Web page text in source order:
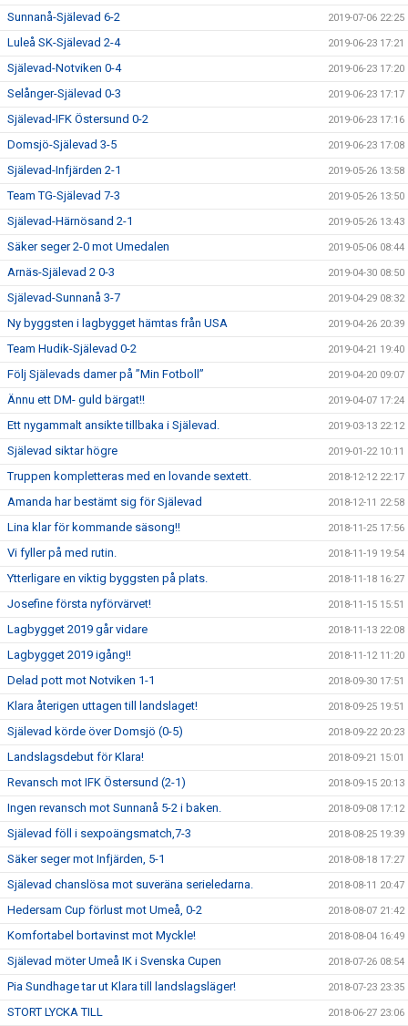
Sunnanå-Själevad 6-2 2019-07-06 22:25
Luleå SK-Själevad 2-4 2019-06-23 17:21
Själevad-Notviken 0-4 2019-06-23 17:20
Selånger-Själevad 0-3 2019-06-23 17:17
Själevad-IFK Östersund 0-2 2019-06-23 17:16
Domsjö-Själevad 3-5 2019-06-23 17:08
Själevad-Infjärden 2-1 2019-05-26 13:58
Team TG-Själevad 7-3 2019-05-26 13:50
Själevad-Härnösand 2-1 2019-05-26 13:43
Säker seger 2-0 mot Umedalen 2019-05-06 08:44
Arnäs-Själevad 2 0-3 2019-04-30 08:50
Själevad-Sunnanå 3-7 2019-04-29 08:32
Ny byggsten i lagbygget hämtas från USA 2019-04-26 20:39
Team Hudik-Själevad 0-2 2019-04-21 19:40
Följ Själevads damer på ”Min Fotboll” 2019-04-20 09:07
Ännu ett DM- guld bärgat!! 2019-04-07 17:24
Ett nygammalt ansikte tillbaka i Själevad. 2019-03-13 22:12
Själevad siktar högre 2019-01-22 10:11
Truppen kompletteras med en lovande sextett. 2018-12-12 22:17
Amanda har bestämt sig för Själevad 2018-12-11 22:58
Lina klar för kommande säsong!! 2018-11-25 17:56
Vi fyller på med rutin. 2018-11-19 19:54
Ytterligare en viktig byggsten på plats. 2018-11-18 16:27
Josefine första nyförvärvet! 2018-11-15 15:51
Lagbygget 2019 går vidare 2018-11-13 22:08
Lagbygget 2019 igång!! 2018-11-12 11:20
Delad pott mot Notviken 1-1 2018-09-30 17:51
Klara återigen uttagen till landslaget! 2018-09-25 19:51
Själevad körde över Domsjö (0-5) 2018-09-22 20:23
Landslagsdebut för Klara! 2018-09-21 15:01
Revansch mot IFK Östersund (2-1) 2018-09-15 20:13
Ingen revansch mot Sunnanå 5-2 i baken. 2018-09-08 17:12
Själevad föll i sexpoängsmatch,7-3 2018-08-25 19:39
Säker seger mot Infjärden, 5-1 2018-08-18 17:27
Själevad chanslösa mot suveräna serieledarna. 2018-08-11 20:47
Hedersam Cup förlust mot Umeå, 0-2 2018-08-07 21:42
Komfortabel bortavinst mot Myckle! 2018-08-04 16:49
Själevad möter Umeå IK i Svenska Cupen 2018-07-26 08:54
Pia Sundhage tar ut Klara till landslagsläger! 2018-07-23 23:35
STORT LYCKA TILL 2018-06-27 23:06